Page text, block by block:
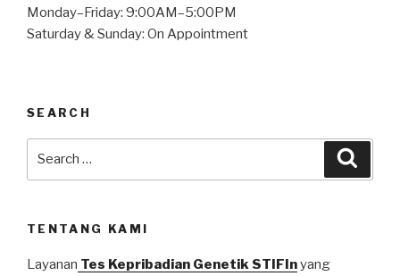
Monday–Friday: 9:00AM–5:00PM
Saturday & Sunday: On Appointment
SEARCH
TENTANG KAMI
Layanan Tes Kepribadian Genetik STIFInyang